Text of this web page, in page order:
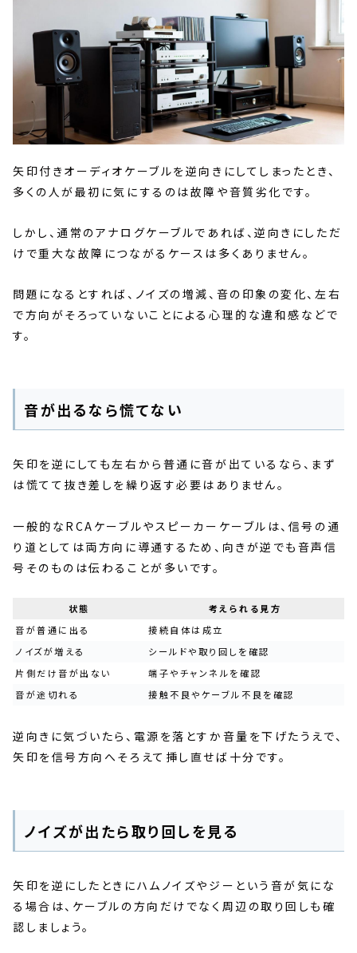
矢印付きオーディオケーブルを逆向きにしてしまったとき、
多くの人が最初に気にするのは故障や音質劣化です。
しかし、通常のアナログケーブルであれば、逆向きにしただ
けで重大な故障につながるケースは多くありません。
問題になるとすれば、ノイズの増減、音の印象の変化、左右
で方向がそろっていないことによる心理的な違和感などで
す。
音が出るなら慌てない
矢印を逆にしても左右から普通に音が出ているなら、まず
は慌てて抜き差しを繰り返す必要はありません。
一般的なRCAケーブルやスピーカーケーブルは、信号の通
り道としては両方向に導通するため、向きが逆でも音声信
号そのものは伝わることが多いです。
状態
考えられる見方
音が普通に出る
接続自体は成立
ノイズが増える
シールドや取り回しを確認
片側だけ音が出ない
端子やチャンネルを確認
音が途切れる
接触不良やケーブル不良を確認
逆向きに気づいたら、電源を落とすか音量を下げたうえで、
矢印を信号方向へそろえて挿し直せば十分です。
ノイズが出たら取り回しを見る
矢印を逆にしたときにハムノイズやジーという音が気にな
る場合は、ケーブルの方向だけでなく周辺の取り回しも確
認しましょう。